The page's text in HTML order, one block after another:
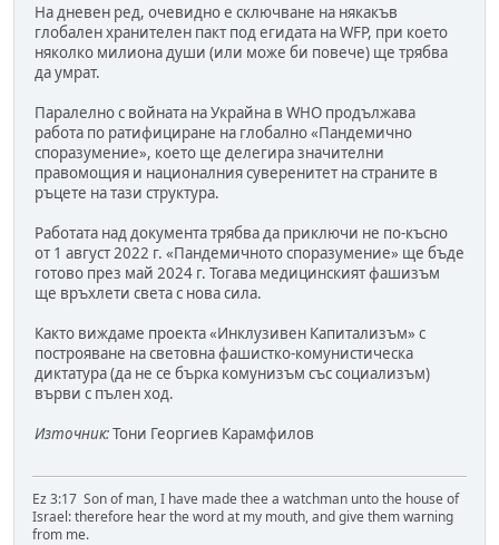
На дневен ред, очевидно е сключване на някакъв
глобален хранителен пакт под егидата на WFP, при което
няколко милиона души (или може би повече) ще трябва
да умрат.
Паралелно с войната на Украйна в WHO продължава
работа по ратифициране на глобално «Пандемично
споразумение», което ще делегира значителни
правомощия и националния суверенитет на страните в
ръцете на тази структура.
Работата над документа трябва да приключи не по-късно
от 1 август 2022 г. «Пандемичното споразумение» ще бъде
готово през май 2024 г. Тогава медицинският фашизъм
ще връхлети света с нова сила.
Както виждаме проекта «Инклузивен Капитализъм» с
построяване на световна фашистко-комунистическа
диктатура (да не се бърка комунизъм със социализъм)
върви с пълен ход.
Източник:Тони Георгиев Карамфилов
Ez 3:17 Son of man, I have made thee a watchman unto the house of
Israel: therefore hear the word at my mouth, and give them warning
from me.